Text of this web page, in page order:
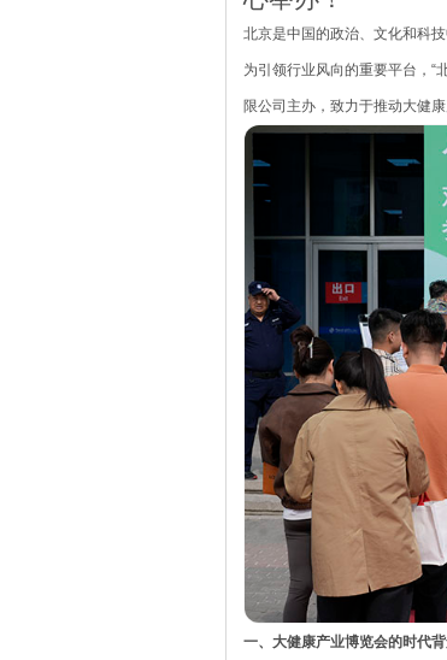
北京是中国的政治、文化和科
为引领行业风向的重要平台，“
限公司主办，致力于推动大健
一、大健康产业博览会的时代